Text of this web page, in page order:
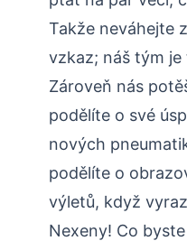
Takže neváhejte
vzkaz; náš tým
Zároveň nás
podělíte o své
nových
podělíte o
výletů, když
Nexeny! Co